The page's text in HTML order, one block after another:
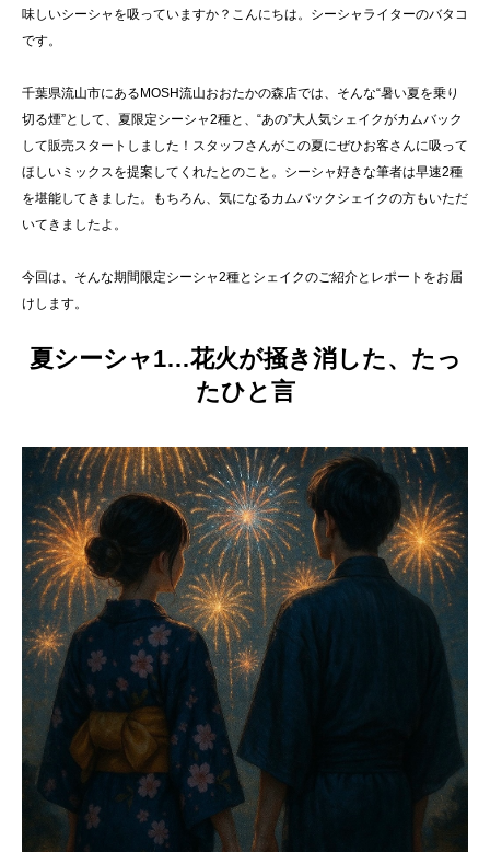
味しいシーシャを吸っていますか？こんにちは。シーシャライターのバタコ
です。
千葉県流山市にあるMOSH流山おおたかの森店では、そんな“暑い夏を乗り
切る煙”として、夏限定シーシャ2種と、“あの”大人気シェイクがカムバック
して販売スタートしました！スタッフさんがこの夏にぜひお客さんに吸って
ほしいミックスを提案してくれたとのこと。シーシャ好きな筆者は早速2種
を堪能してきました。もちろん、気になるカムバックシェイクの方もいただ
いてきましたよ。
今回は、そんな期間限定シーシャ2種とシェイクのご紹介とレポートをお届
けします。
夏シーシャ1…花火が掻き消した、たっ
たひと言